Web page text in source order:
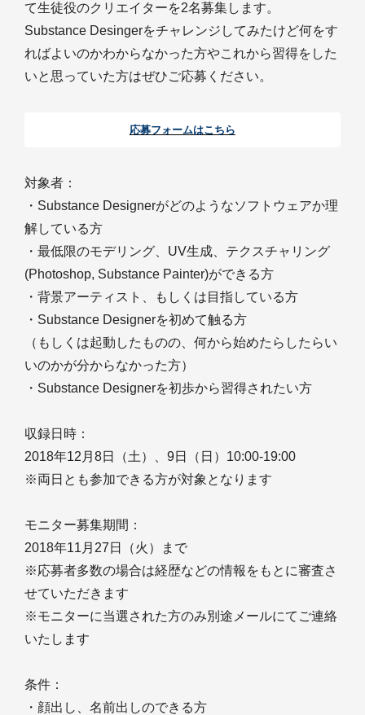
て生徒役のクリエイターを2名募集します。
Substance Desingerをチャレンジしてみたけど何をす
ればよいのかわからなかった方やこれから習得をした
いと思っていた方はぜひご応募ください。
応募フォームはこちら
対象者：
・Substance Designerがどのようなソフトウェアか理
解している方
・最低限のモデリング、UV生成、テクスチャリング
(Photoshop, Substance Painter)ができる方
・背景アーティスト、もしくは目指している方
・Substance Designerを初めて触る方
（もしくは起動したものの、何から始めたらしたらい
いのかが分からなかった方）
・Substance Designerを初歩から習得されたい方
収録日時：
2018年12月8日（土）、9日（日）10:00-19:00
※両日とも参加できる方が対象となります
モニター募集期間：
2018年11月27日（火）まで
※応募者多数の場合は経歴などの情報をもとに審査さ
せていただきます
※モニターに当選された方のみ別途メールにてご連絡
いたします
条件：
・顔出し、名前出しのできる方